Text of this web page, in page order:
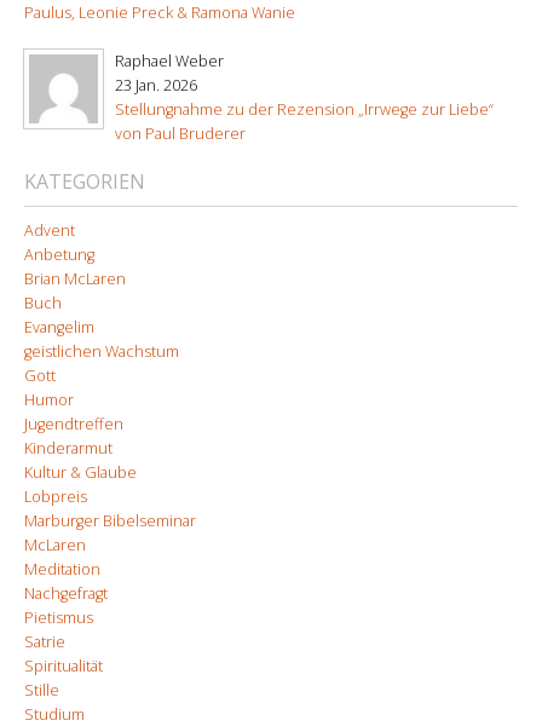
Paulus, Leonie Preck & Ramona Wanie
Raphael Weber
23 Jan. 2026
Stellungnahme zu der Rezension „Irrwege zur Liebe“
von Paul Bruderer
KATEGORIEN
Advent
Anbetung
Brian McLaren
Buch
Evangelim
geistlichen Wachstum
Gott
Humor
Jugendtreffen
Kinderarmut
Kultur & Glaube
Lobpreis
Marburger Bibelseminar
McLaren
Meditation
Nachgefragt
Pietismus
Satrie
Spiritualität
Stille
Studium